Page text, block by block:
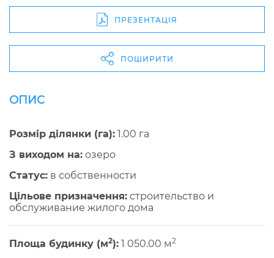
ПРЕЗЕНТАЦІЯ
ПОШИРИТИ
ОПИС
Розмір ділянки (га): 1.00 га
З виходом на: озеро
Cтатус: в собственности
Цільове призначення: строительство и
обслуживание жилого дома
Площа будинку (м2): 1 050.00 м2